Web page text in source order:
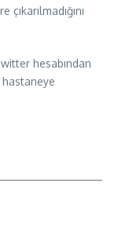
hesabından
hastaneye